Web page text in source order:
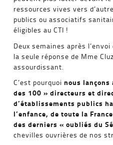
ressources vives vers
publics ou associatifs
éligibles au CTI !
Deux semaines après
la seule réponse de Mme
assourdissant.
C’est pourquoinous lançons
des 100 » directeurs et
d’établissements publics
l’enfance, de toute la
des derniers « oubliés du
chevilles ouvrières de nos